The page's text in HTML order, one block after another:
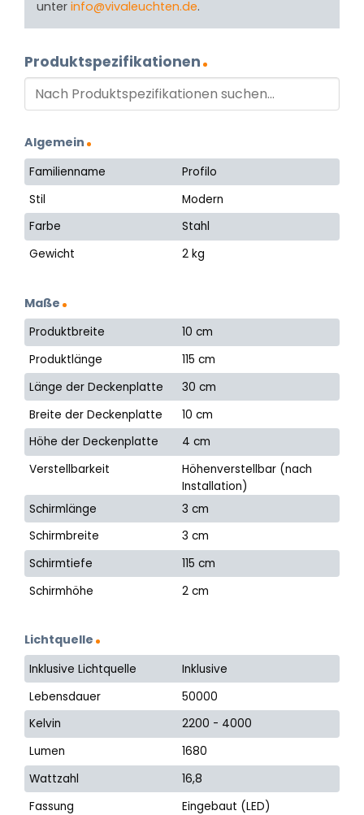
unter info@vivaleuchten.de.
Produktspezifikationen
Algemein
Familienname
Profilo
Stil
Modern
Farbe
Stahl
Gewicht
2 kg
Maße
Produktbreite
10 cm
Produktlänge
115 cm
Länge der Deckenplatte
30 cm
Breite der Deckenplatte
10 cm
Höhe der Deckenplatte
4 cm
Verstellbarkeit
Höhenverstellbar (nach
Installation)
Schirmlänge
3 cm
Schirmbreite
3 cm
Schirmtiefe
115 cm
Schirmhöhe
2 cm
Lichtquelle
Inklusive Lichtquelle
Inklusive
Lebensdauer
50000
Kelvin
2200 - 4000
Lumen
1680
Wattzahl
16,8
Fassung
Eingebaut (LED)